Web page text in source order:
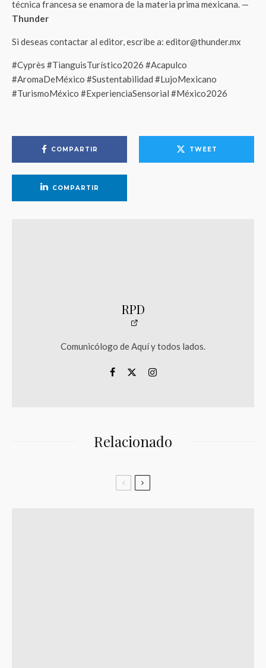
técnica francesa se enamora de la materia prima mexicana. —
Thunder
Si deseas contactar al editor, escribe a: editor@thunder.mx
#Cyprès #TianguisTurístico2026 #Acapulco
#AromaDeMéxico #Sustentabilidad #LujoMexicano
#TurismoMéxico #ExperienciaSensorial #México2026
COMPARTIR TWEET
COMPARTIR
RPD
Comunicólogo de Aquí y todos lados.
Relacionado